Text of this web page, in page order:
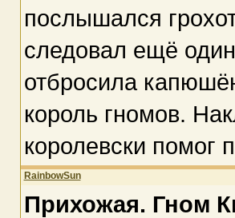
послышался
следовал ещё
отбросила
король гномов.
королевски помог
RainbowSun
Прихожая. Гном